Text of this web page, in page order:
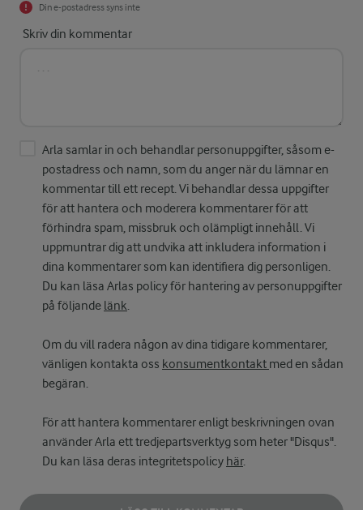
Din e-postadress syns inte
Skriv din kommentar
Arla samlar in och behandlar personuppgifter, såsom e-
postadress och namn, som du anger när du lämnar en
kommentar till ett recept. Vi behandlar dessa uppgifter
för att hantera och moderera kommentarer för att
förhindra spam, missbruk och olämpligt innehåll. Vi
uppmuntrar dig att undvika att inkludera information i
dina kommentarer som kan identifiera dig personligen.
Du kan läsa Arlas policy för hantering av personuppgifter
på följande länk.
Om du vill radera någon av dina tidigare kommentarer,
vänligen kontakta oss konsumentkontakt med en sådan
begäran.
För att hantera kommentarer enligt beskrivningen ovan
använder Arla ett tredjepartsverktyg som heter "Disqus".
Du kan läsa deras integritetspolicy här.